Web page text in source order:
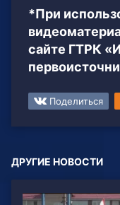
*При
сайте ГТРК
Поделиться
ДРУГИЕ НОВОСТИ